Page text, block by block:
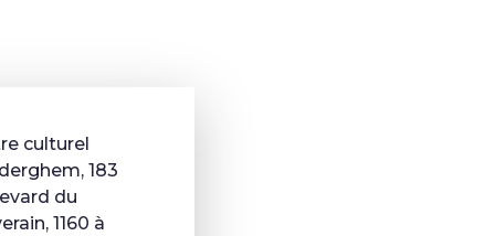
culturel
183
du
1160 à